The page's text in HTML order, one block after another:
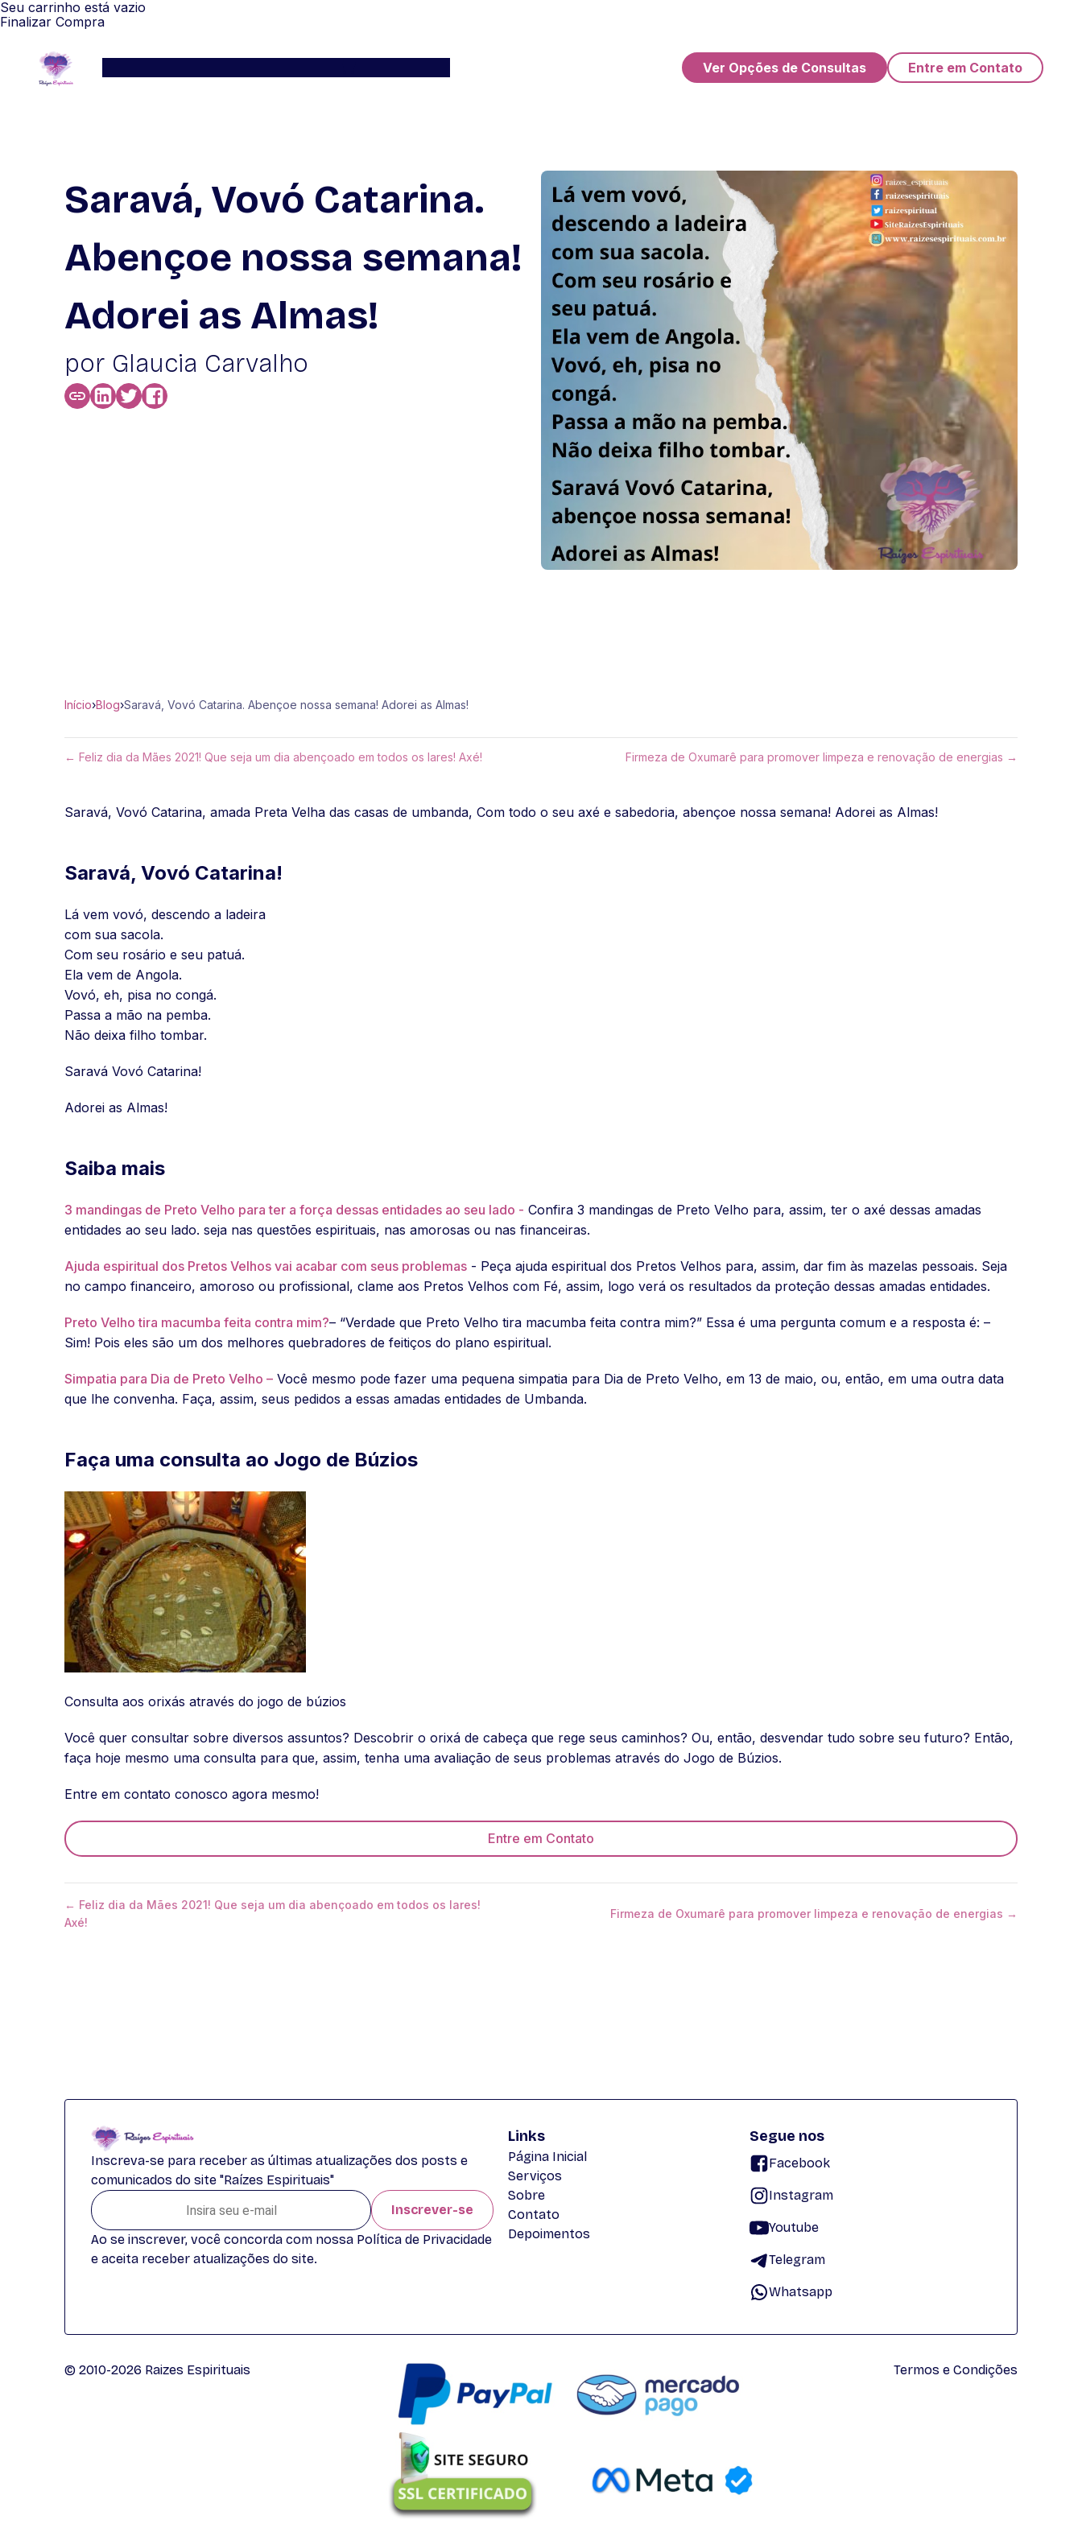
Seu carrinho está vazio
Finalizar Compra
Ver Opções de Consultas Entre em Contato
Saravá, Vovó Catarina.
Abençoe nossa semana!
Adorei as Almas!
por Glaucia Carvalho
Início›Blog›Saravá, Vovó Catarina. Abençoe nossa semana! Adorei as Almas!
← Feliz dia da Mães 2021! Que seja um dia abençoado em todos os lares! Axé! Firmeza de Oxumarê para promover limpeza e renovação de energias →
Saravá, Vovó Catarina, amada Preta Velha das casas de umbanda, Com todo o seu axé e sabedoria, abençoe nossa semana! Adorei as Almas!
Saravá, Vovó Catarina!
Lá vem vovó, descendo a ladeira
com sua sacola.
Com seu rosário e seu patuá.
Ela vem de Angola.
Vovó, eh, pisa no congá.
Passa a mão na pemba.
Não deixa filho tombar.
Saravá Vovó Catarina!
Adorei as Almas!
Saiba mais
3 mandingas de Preto Velho para ter a força dessas entidades ao seu lado - Confira 3 mandingas de Preto Velho para, assim, ter o axé dessas amadas
entidades ao seu lado. seja nas questões espirituais, nas amorosas ou nas financeiras.
Ajuda espiritual dos Pretos Velhos vai acabar com seus problemas - Peça ajuda espiritual dos Pretos Velhos para, assim, dar fim às mazelas pessoais. Seja
no campo financeiro, amoroso ou profissional, clame aos Pretos Velhos com Fé, assim, logo verá os resultados da proteção dessas amadas entidades.
Preto Velho tira macumba feita contra mim?– “Verdade que Preto Velho tira macumba feita contra mim?” Essa é uma pergunta comum e a resposta é: –
Sim! Pois eles são um dos melhores quebradores de feitiços do plano espiritual.
Simpatia para Dia de Preto Velho – Você mesmo pode fazer uma pequena simpatia para Dia de Preto Velho, em 13 de maio, ou, então, em uma outra data
que lhe convenha. Faça, assim, seus pedidos a essas amadas entidades de Umbanda.
Faça uma consulta ao Jogo de Búzios
Consulta aos orixás através do jogo de búzios
Você quer consultar sobre diversos assuntos? Descobrir o orixá de cabeça que rege seus caminhos? Ou, então, desvendar tudo sobre seu futuro? Então,
faça hoje mesmo uma consulta para que, assim, tenha uma avaliação de seus problemas através do Jogo de Búzios.
Entre em contato conosco agora mesmo!
Entre em Contato
← Feliz dia da Mães 2021! Que seja um dia abençoado em todos os lares!
Axé!
Firmeza de Oxumarê para promover limpeza e renovação de energias →
Inscreva-se para receber as últimas atualizações dos posts e
comunicados do site "Raízes Espirituais"
Inscrever-se
Ao se inscrever, você concorda com nossa Política de Privacidade
e aceita receber atualizações do site.
Links
Página Inicial
Serviços
Sobre
Contato
Depoimentos
Segue nos
Facebook
Instagram
Youtube
Telegram
Whatsapp
© 2010-2026 Raizes Espirituais Termos e Condições